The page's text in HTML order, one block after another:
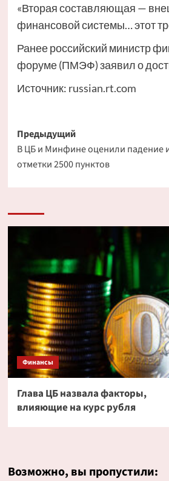
«Вторая составляющая —
финансовой системы… этот
Ранее российский министр
форуме (ПМЭФ) заявил о
Источник: russian.rt.com
Навигация
записи
Предыдущий
В ЦБ и Минфине оценили падение
отметки 2500 пунктов
Финансы
Глава ЦБ назвала факторы,
влияющие на курс рубля
Возможно, вы пропустили: